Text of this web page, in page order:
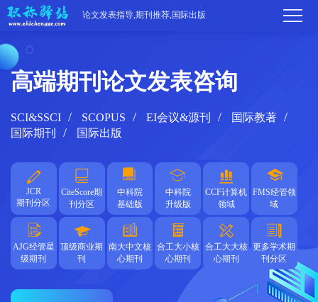
论文发表指导,期刊推荐,国际出版
高端期刊论文发表咨询
SCI&SSCI SCOPUS EI会议&源刊
国际教著
国际期刊
国际出版
JCR
期刊分区
CiteScore期
刊分区
中科院
基础版
中科院
升级版
CCF计算机
领域
FMS经管领
域
AJG经管星
级期刊
顶级商业期
刊
南大中文核
心期刊
合工大小核
心期刊
合工大大核
心期刊
更多学术期
刊分区